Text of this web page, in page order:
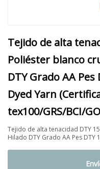
Tejido de alta
Poliéster blanco
DTY Grado AA
Dyed Yarn
tex100/GRS/BCI/
Tejido de alta tenacidad DTY
Hilado DTY Grado AA Pes DTY